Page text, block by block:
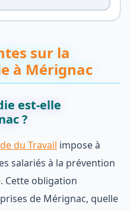
sur la
à Mérignac
est-elle
?
du Travail impose à
salariés à la prévention
Cette obligation
de Mérignac, quelle